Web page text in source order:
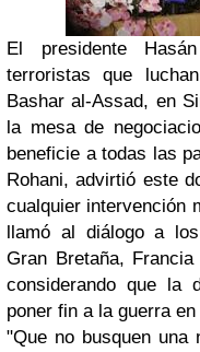
El presidente
terroristas que
Bashar al-Assad, en
la mesa de
beneficie a todas las
Rohani, advirtió este
cualquier intervención
llamó al diálogo a
Gran Bretaña,
considerando que la
poner fin a la guerra
"Que no busquen una